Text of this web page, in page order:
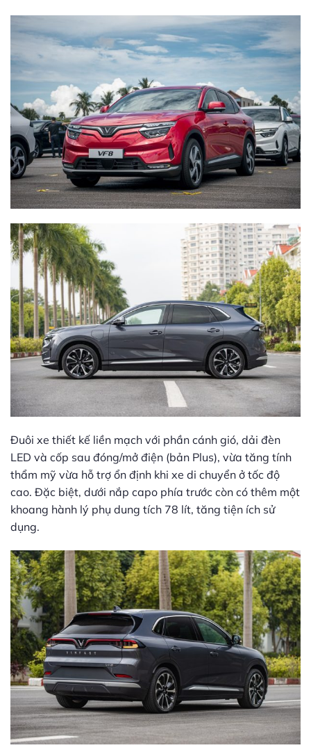
Đuôi xe thiết kế liền mạch với phần cánh gió, dải đèn
LED và cốp sau đóng/mở điện (bản Plus), vừa tăng tính
thẩm mỹ vừa hỗ trợ ổn định khi xe di chuyển ở tốc độ
cao. Đặc biệt, dưới nắp capo phía trước còn có thêm một
khoang hành lý phụ dung tích 78 lít, tăng tiện ích sử
dụng.